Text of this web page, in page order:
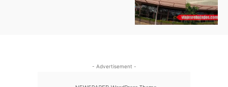
- Advertisement -